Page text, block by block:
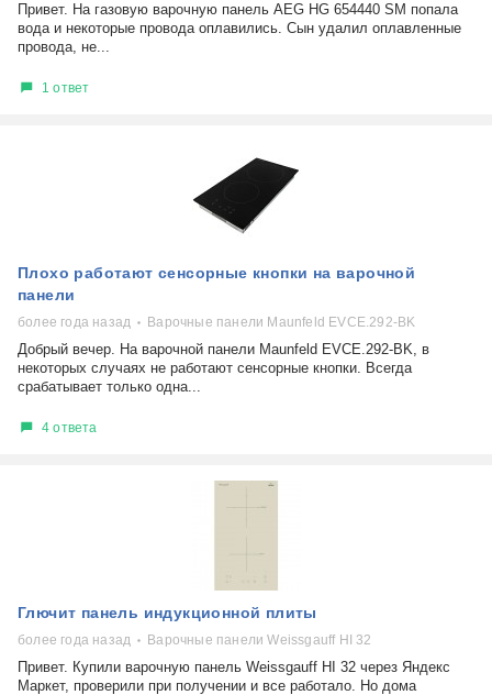
Привет. На газовую варочную панель AEG HG 654440 SM попала
вода и некоторые провода оплавились. Сын удалил оплавленные
провода, не...
1 ответ
Плохо работают сенсорные кнопки на варочной
панели
более года назад Варочные панели Maunfeld EVCE.292-BK
Добрый вечер. На варочной панели Maunfeld EVCE.292-BK, в
некоторых случаях не работают сенсорные кнопки. Всегда
срабатывает только одна...
4 ответа
Глючит панель индукционной плиты
более года назад Варочные панели Weissgauff HI 32
Привет. Купили варочную панель Weissgauff HI 32 через Яндекс
Маркет, проверили при получении и все работало. Но дома